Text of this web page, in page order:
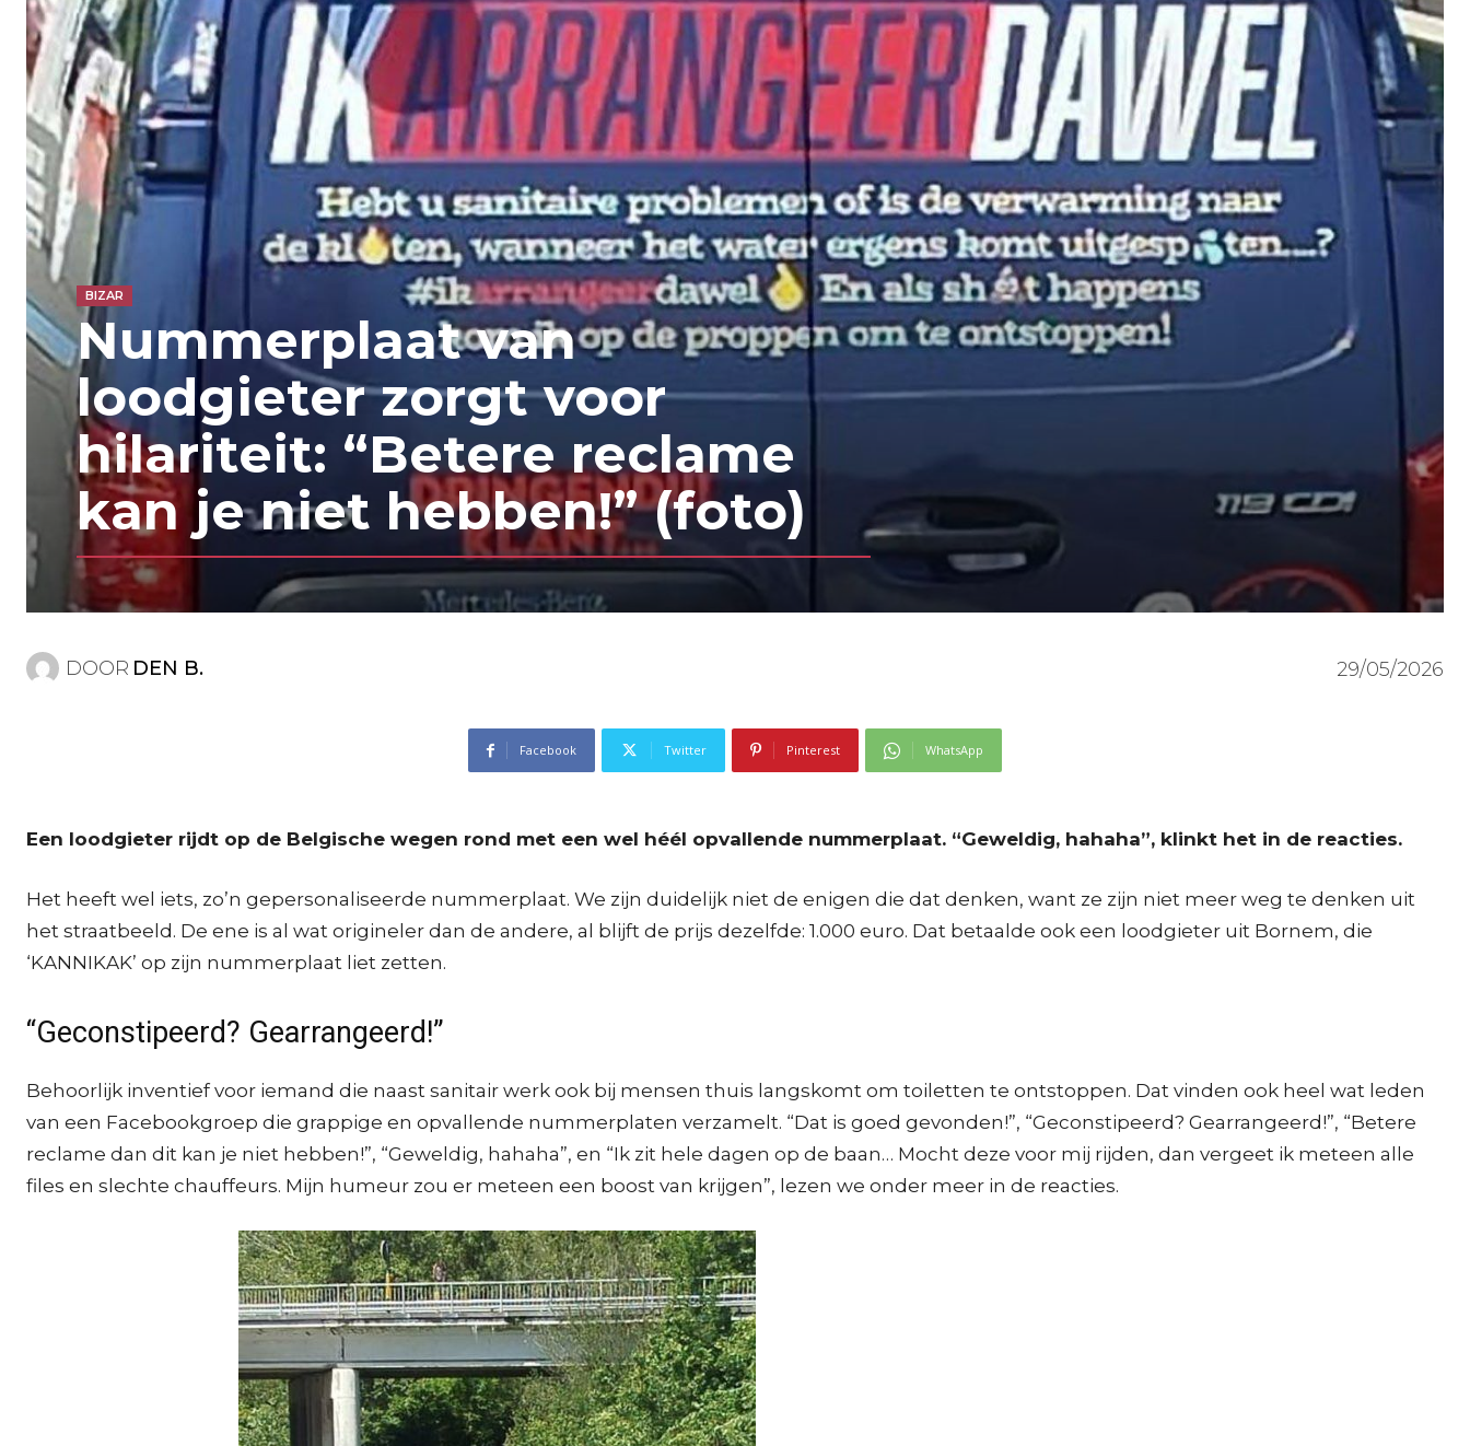
BIZAR
Nummerplaat van
loodgieter zorgt voor
hilariteit: “Betere reclame
kan je niet hebben!” (foto)
DOOR DEN B. 29/05/2026
Facebook Twitter Pinterest WhatsApp
Een loodgieter rijdt op de Belgische wegen rond met een wel héél opvallende nummerplaat. “Geweldig, hahaha”, klinkt het in de reacties.
Het heeft wel iets, zo’n gepersonaliseerde nummerplaat. We zijn duidelijk niet de enigen die dat denken, want ze zijn niet meer weg te denken uit
het straatbeeld. De ene is al wat origineler dan de andere, al blijft de prijs dezelfde: 1.000 euro. Dat betaalde ook een loodgieter uit Bornem, die
‘KANNIKAK’ op zijn nummerplaat liet zetten.
“Geconstipeerd? Gearrangeerd!”
Behoorlijk inventief voor iemand die naast sanitair werk ook bij mensen thuis langskomt om toiletten te ontstoppen. Dat vinden ook heel wat leden
van een Facebookgroep die grappige en opvallende nummerplaten verzamelt. “Dat is goed gevonden!”, “Geconstipeerd? Gearrangeerd!”, “Betere
reclame dan dit kan je niet hebben!”, “Geweldig, hahaha”, en “Ik zit hele dagen op de baan… Mocht deze voor mij rijden, dan vergeet ik meteen alle
files en slechte chauffeurs. Mijn humeur zou er meteen een boost van krijgen”, lezen we onder meer in de reacties.